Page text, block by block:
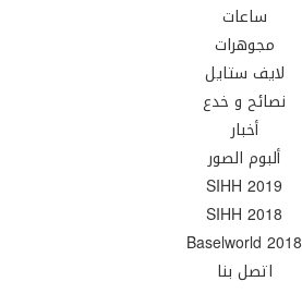
ساعات
مجوهرات
لايف ستايل
نصائح و خدع
أخبار
ألبوم الصور
SIHH 2019
SIHH 2018
Baselworld 2018
اتصل بنا